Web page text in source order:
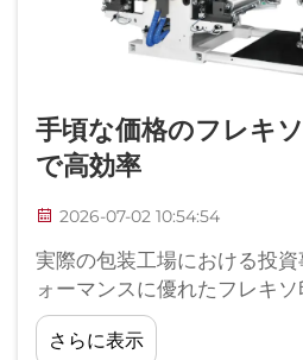
手頃な価格のフレキ
で高効率
2026-07-02 10:54:54
実際の包装工場における投
ォーマンスに優れたフレキ
（ROI）のメリットを実証し
された紙製包装メーカーの
さらに表示